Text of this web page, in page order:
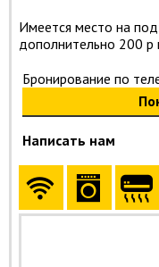
Имеется место на
дополнительно 200 р
Бронирование по
Написать нам